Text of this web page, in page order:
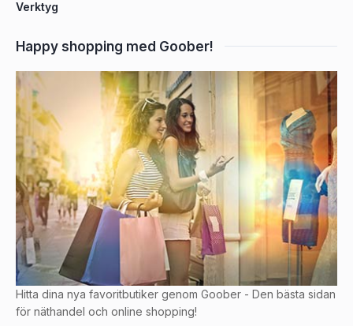
Verktyg
Happy shopping med Goober!
Hitta dina nya favoritbutiker genom Goober - Den bästa sidan
för näthandel och online shopping!